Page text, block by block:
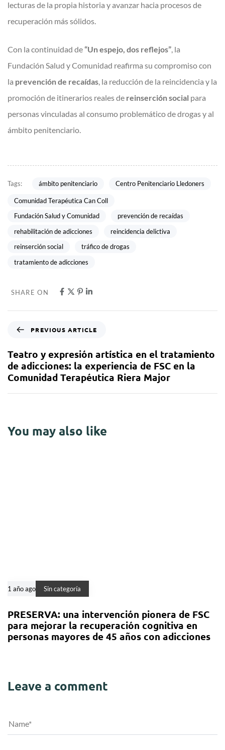
lecturas de la propia historia y avanzar hacia procesos de
recuperación más sólidos.
Con la continuidad de“Un espejo, dos reflejos”, la
Fundación Salud y Comunidad reafirma su compromiso con
la prevención de recaídas, la reducción de la reincidencia y la
promoción de itinerarios reales de reinserción social para
personas vinculadas al consumo problemático de drogas y al
ámbito penitenciario.
Tags: ámbito penitenciario Centro Penitenciario Lledoners
Comunidad Terapéutica Can Coll
Fundación Salud y Comunidad
prevención de recaídas
rehabilitación de adicciones
reincidencia delictiva
reinserción social
tráfico de drogas
tratamiento de adicciones
SHARE ON
PREVIOUS ARTICLE
Teatro y expresión artística en el tratamiento
de adicciones: la experiencia de FSC en la
Comunidad Terapéutica Riera Major
You may also like
1 año ago Sin categoría
PRESERVA: una intervención pionera de FSC
para mejorar la recuperación cognitiva en
personas mayores de 45 años con adicciones
Leave a comment